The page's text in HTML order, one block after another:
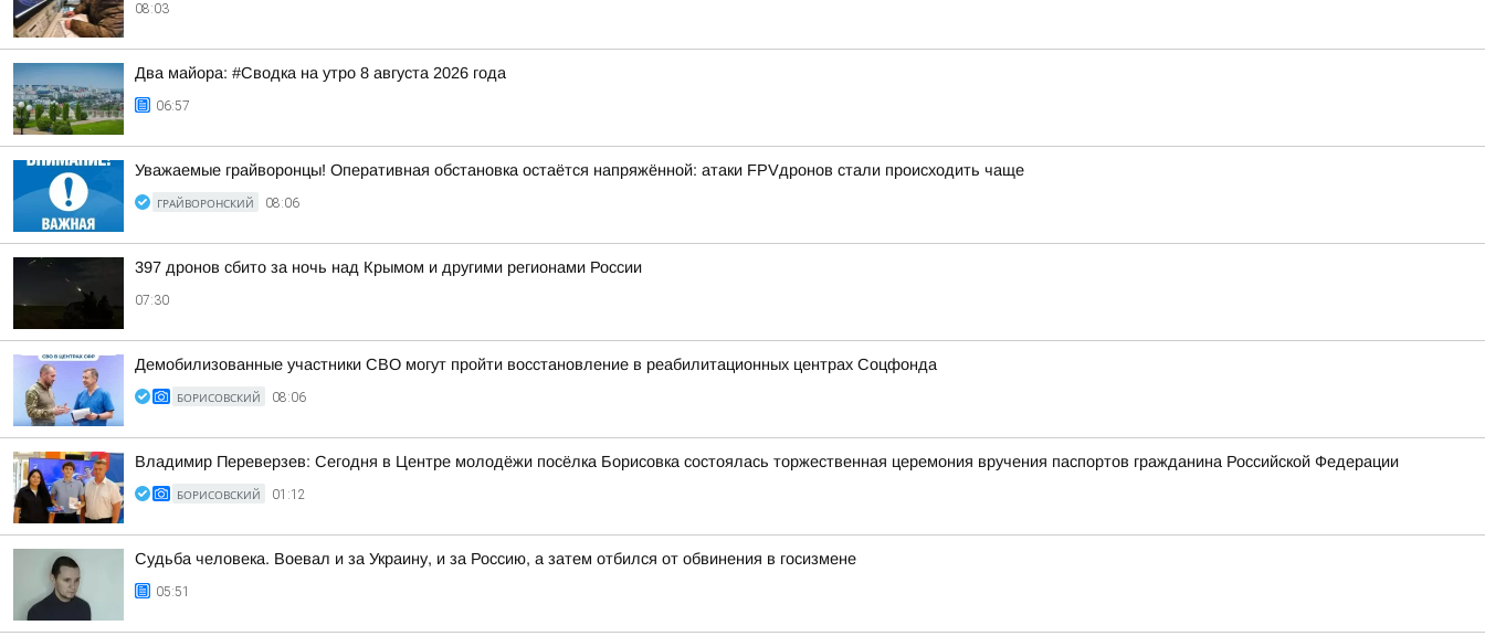
08:03
Два майора: #Сводка на утро 8 августа 2026 года
06:57
Уважаемые грайворонцы! Оперативная обстановка остаётся напряжённой: атаки FPVдронов стали происходить чаще
ГРАЙВОРОНСКИЙ 08:06
397 дронов сбито за ночь над Крымом и другими регионами России
07:30
Демобилизованные участники СВО могут пройти восстановление в реабилитационных центрах Соцфонда
БОРИСОВСКИЙ 08:06
Владимир Переверзев: Сегодня в Центре молодёжи посёлка Борисовка состоялась торжественная церемония вручения паспортов гражданина Российской Федерации
БОРИСОВСКИЙ 01:12
Судьба человека. Воевал и за Украину, и за Россию, а затем отбился от обвинения в госизмене
05:51